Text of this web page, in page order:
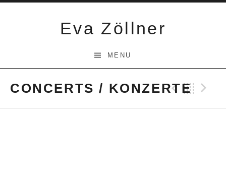
Eva Zöllner
MENU
CONCERTS / KONZERTE